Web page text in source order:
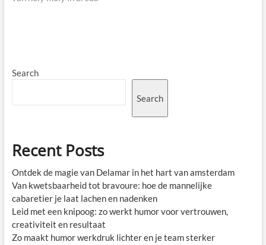
Search
Search
Recent Posts
Ontdek de magie van Delamar in het hart van amsterdam
Van kwetsbaarheid tot bravoure: hoe de mannelijke
cabaretier je laat lachen en nadenken
Leid met een knipoog: zo werkt humor voor vertrouwen,
creativiteit en resultaat
Zo maakt humor werkdruk lichter en je team sterker